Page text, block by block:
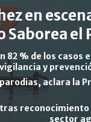
en
el
82 % de los casos
y
aclara la
reconocimiento
sector